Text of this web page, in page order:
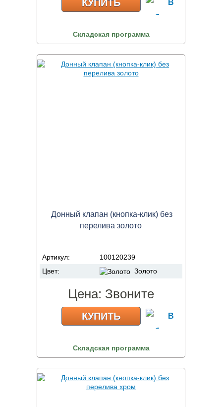
КУПИТЬ
Складская программа
Донный клапан (кнопка-клик) без
перелива золото
Артикул:
100120239
Цвет:
Золото
Цена: Звоните
КУПИТЬ
Складская программа